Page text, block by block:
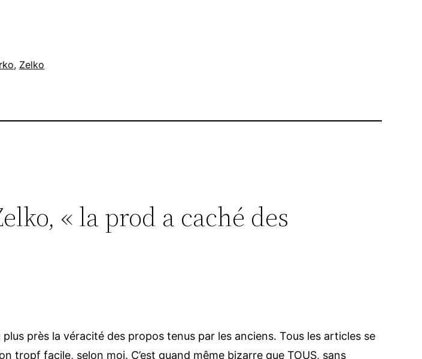
, Zelko
« la prod a caché des
près la véracité des propos tenus par les anciens. Tous les articles se
tropf facile, selon moi. C’est quand même bizarre que TOUS, sans